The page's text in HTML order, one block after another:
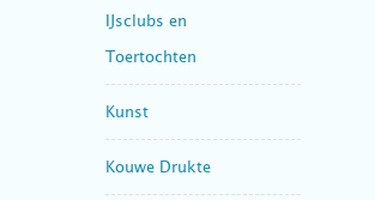
IJsclubs en
Toertochten
Kunst
Kouwe Drukte